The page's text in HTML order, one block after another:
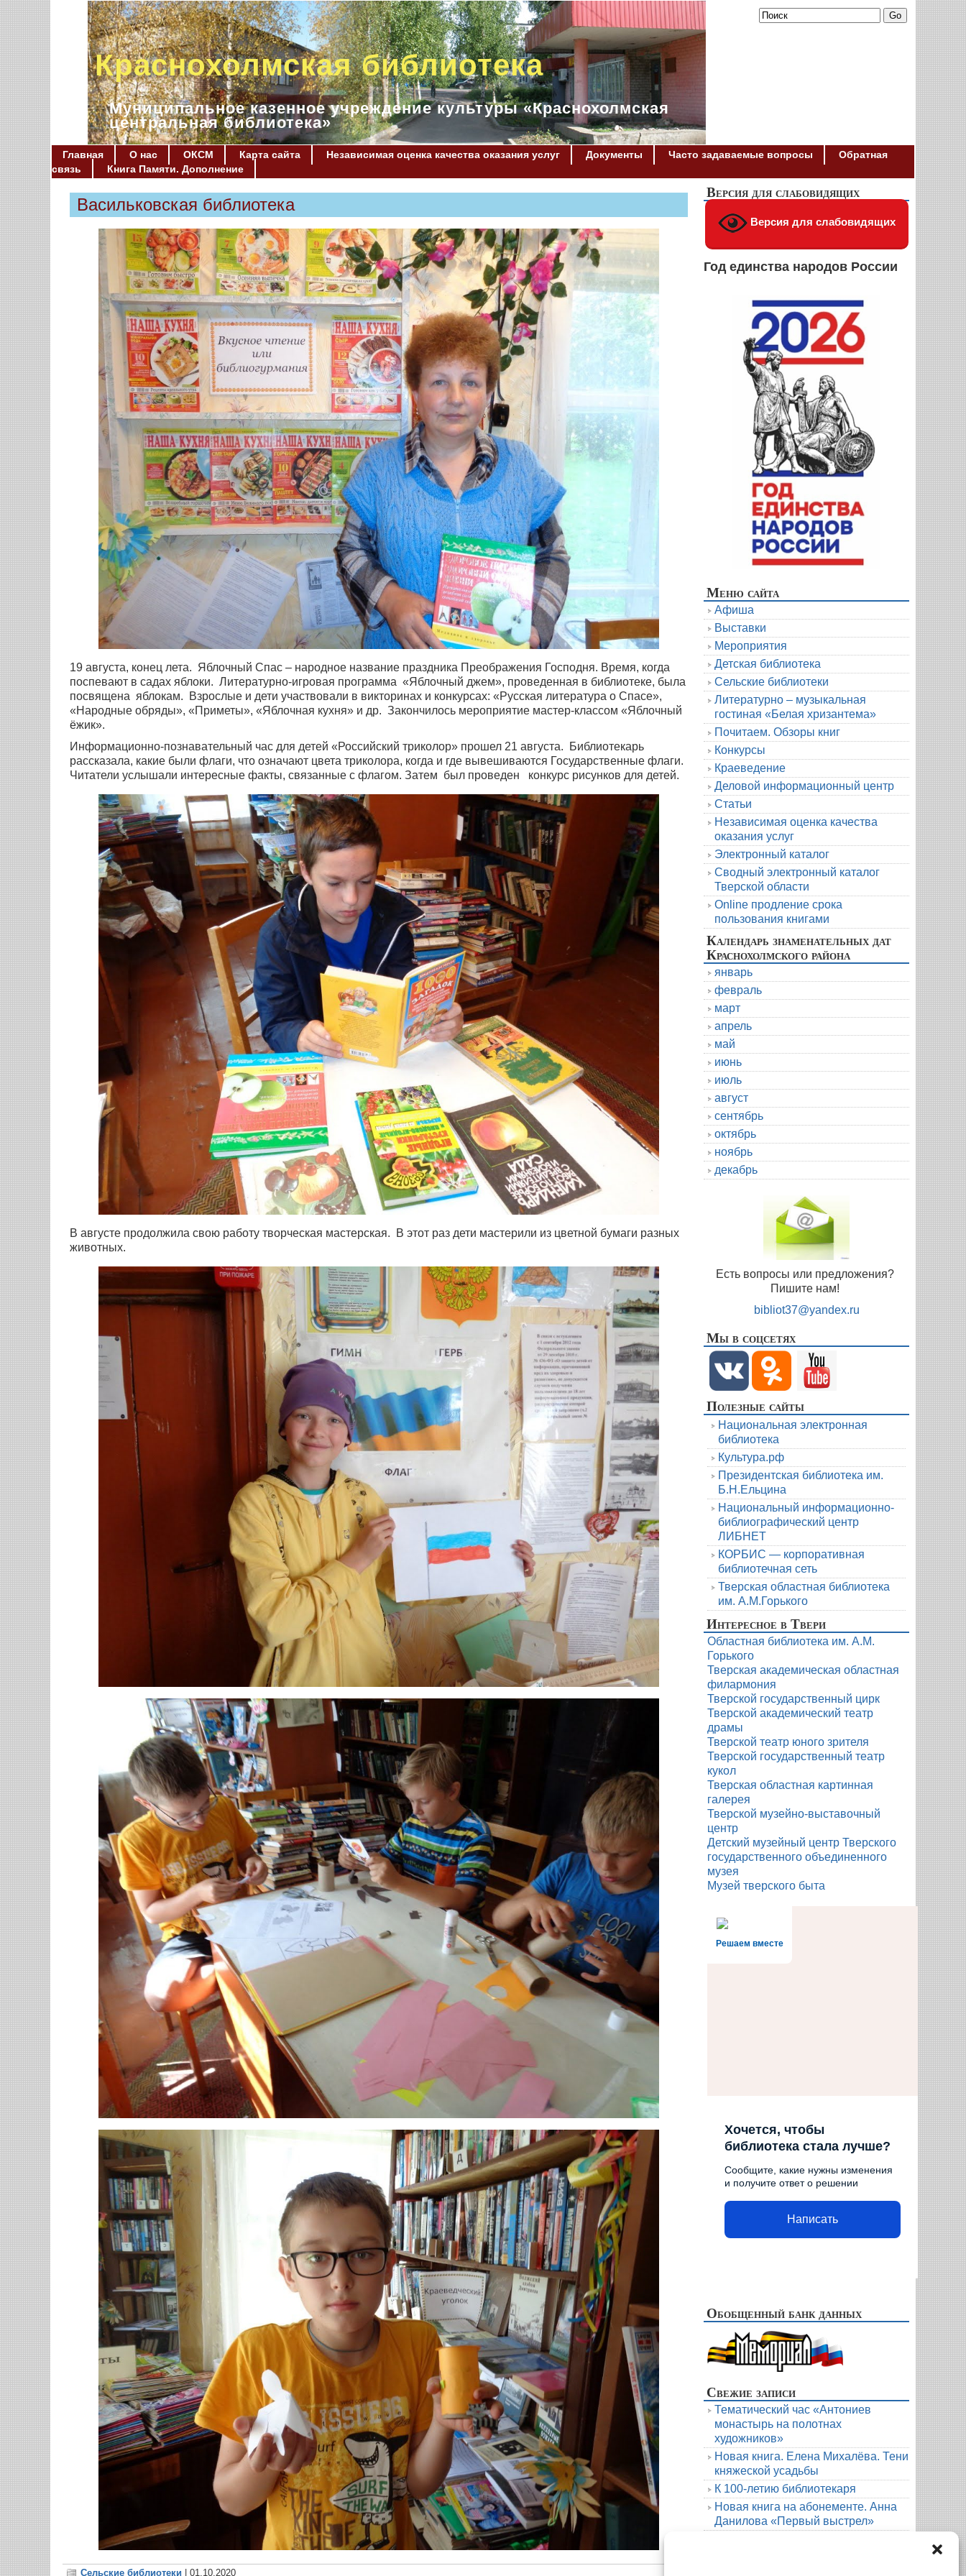
Краснохолмская библиотека
Муниципальное казенное учреждение культуры «Краснохолмская
центральная библиотека»
Главная О нас ОКСМ Карта сайта Независимая оценка качества оказания услуг Документы Часто задаваемые вопросы
Обратная
связь
Книга Памяти. Дополнение
Васильковская библиотека
19 августа, конец лета. Яблочный Спас – народное название праздника Преображения Господня. Время, когда
поспевают в садах яблоки. Литературно-игровая программа «Яблочный джем», проведенная в библиотеке, была
посвящена яблокам. Взрослые и дети участвовали в викторинах и конкурсах: «Русская литература о Спасе»,
«Народные обряды», «Приметы», «Яблочная кухня» и др. Закончилось мероприятие мастер-классом «Яблочный
ёжик».
Информационно-познавательный час для детей «Российский триколор» прошел 21 августа. Библиотекарь
рассказала, какие были флаги, что означают цвета триколора, когда и где вывешиваются Государственные флаги.
Читатели услышали интересные факты, связанные с флагом. Затем был проведен конкурс рисунков для детей.
В августе продолжила свою работу творческая мастерская. В этот раз дети мастерили из цветной бумаги разных
животных.
Сельские библиотеки | 01.10.2020
Версия для слабовидящих
Версия для слабовидящих
Год единства народов России
Меню сайта
Афиша
Выставки
Мероприятия
Детская библиотека
Сельские библиотеки
Литературно – музыкальная
гостиная «Белая хризантема»
Почитаем. Обзоры книг
Конкурсы
Краеведение
Деловой информационный центр
Статьи
Независимая оценка качества
оказания услуг
Электронный каталог
Сводный электронный каталог
Тверской области
Online продление срока
пользования книгами
Календарь знаменательных дат
Краснохолмского района
январь
февраль
март
апрель
май
июнь
июль
август
сентябрь
октябрь
ноябрь
декабрь
Есть вопросы или предложения?
Пишите нам!
bibliot37@yandex.ru
Мы в соцсетях
Полезные сайты
Национальная электронная
библиотека
Культура.рф
Президентская библиотека им.
Б.Н.Ельцина
Национальный информационно-
библиографический центр
ЛИБНЕТ
КОРБИС — корпоративная
библиотечная сеть
Тверская областная библиотека
им. А.М.Горького
Интересное в Твери
Областная библиотека им. А.М.
Горького
Тверская академическая областная
филармония
Тверской государственный цирк
Тверской академический театр
драмы
Тверской театр юного зрителя
Тверской государственный театр
кукол
Тверская областная картинная
галерея
Тверской музейно-выставочный
центр
Детский музейный центр Тверского
государственного объединенного
музея
Музей тверского быта
Решаем вместе
Хочется, чтобы
библиотека стала лучше?
Сообщите, какие нужны изменения
и получите ответ о решении
Написать
Обобщенный банк данных
Свежие записи
Тематический час «Антониев
монастырь на полотнах
художников»
Новая книга. Елена Михалёва. Тени
княжеской усадьбы
К 100-летию библиотекаря
Новая книга на абонементе. Анна
Данилова «Первый выстрел»